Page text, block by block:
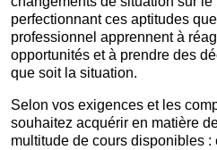
perfectionnant ces aptitudes
professionnel apprennent à
opportunités et à prendre des
que soit la situation.
Selon vos exigences et les
souhaitez acquérir en matière
multitude de cours disponibles